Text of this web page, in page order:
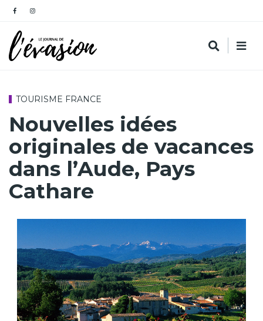
TOURISME FRANCE
Nouvelles idées
originales de vacances
dans l’Aude, Pays
Cathare